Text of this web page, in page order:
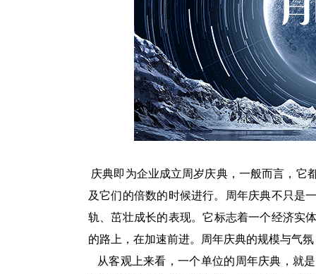
庆典即为企业成立周岁庆典，一般而言，它
及它们的倍数的时候进行。周年庆典不只是
轨、茁壮成长的表现。它标志着一个经济
的路上，在加速前进。周年庆典的规模与气
从客观上来看，一个单位的周年庆典，就